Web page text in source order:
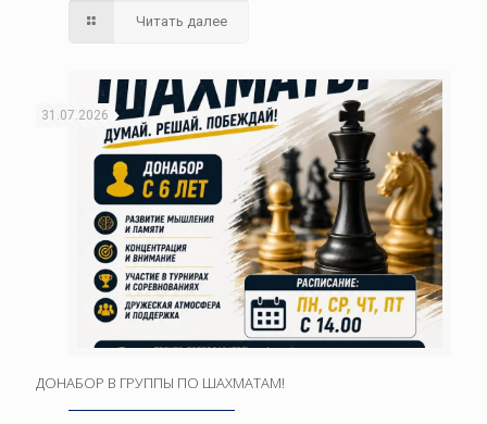
Читать далее
31.07.2026
ДОНАБОР В ГРУППЫ ПО ШАХМАТАМ!